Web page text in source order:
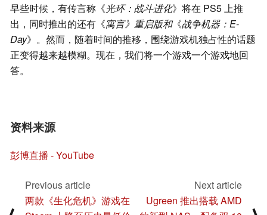
早些时候，有传言称《光环：战斗进化》将在 PS5 上推
出，同时推出的还有《寓言》重启版和《战争机器：E-
Day》。然而，随着时间的推移，围绕游戏机独占性的话题
正变得越来越模糊。现在，我们将一个游戏一个游戏地回
答。
资料来源
彭博直播 - YouTube
Previous article
两款《生化危机》游戏在
Next article
Ugreen 推出搭载 AMD